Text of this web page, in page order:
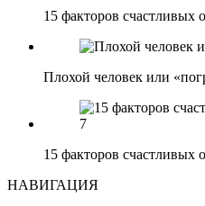
15 факторов счастливых
Плохой человек или
15 факторов счастливых
НАВИГАЦИЯ